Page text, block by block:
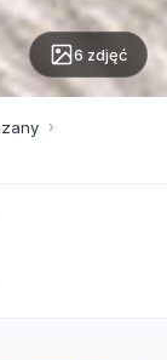
6 zdjęć
›